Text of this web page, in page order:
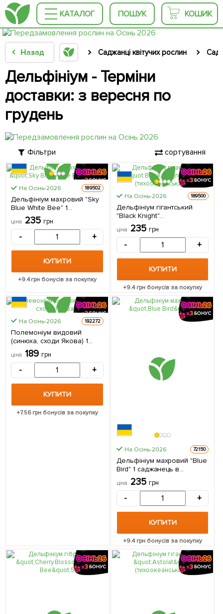
КАТАЛОГ ПОШУК КОШИК
Назад Саджанці квітучих рослин
Дельфініум - Терміни
доставки: з вересня по
грудень
Фільтри сортування
На Осінь-2026 189502
Дельфініум махровий "Sky
Blue White Bee" 1
саджанець в упаковці
ціна 235 грн
- +
КУПИТИ
+9.4грн бонусів за покупку
На Осінь-2026 189500
Дельфініум гігантський
"Black Knight"
(тихоокеанський) 1
саджанець в упаковці
ціна 235 грн
- +
КУПИТИ
+9.4грн бонусів за покупку
На Осінь-2026 192272
Полемоніум видовий
(синюха, сходи Якова) 1
однорічний саджанець в
упаковці
ціна 189 грн
- +
КУПИТИ
+7.56грн бонусів за покупку
На Осінь-2026 72150
Дельфініум махровий "Blue
Bird" 1 саджанець в
упаковці
ціна 235 грн
- +
КУПИТИ
+9.4грн бонусів за покупку